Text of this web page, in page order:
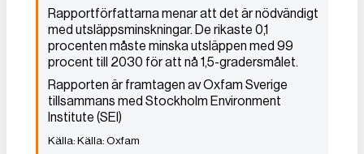
Rapportförfattarna menar att det är nödvändigt
med utsläppsminskningar. De rikaste 0,1
procenten måste minska utsläppen med 99
procent till 2030 för att nå 1,5-gradersmålet.
Rapporten är framtagen av Oxfam Sverige
tillsammans med Stockholm Environment
Institute (SEI)
Källa: Oxfam